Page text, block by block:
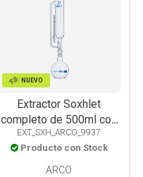
NUEVO
Extractor Soxhlet
completo de 500ml con
Condensador Allihn
intercambiable.
EXT_SXH_ARCO_9937
Producto con Stock
ARCO